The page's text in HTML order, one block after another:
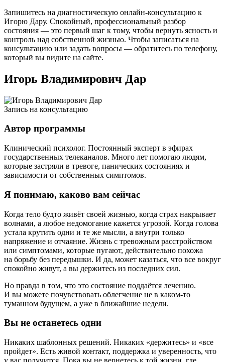
Запишитесь на диагностическую онлайн-консультацию к
Игорю Дару. Спокойный, профессиональный разбор
состояния — это первый шаг к тому, чтобы вернуть ясность и
контроль над собственной жизнью. Чтобы записаться на
консультацию или задать вопросы — обратитесь по телефону,
который вы видите на сайте.
Игорь Владимирович Дар
Запись на консультацию
Автор программы
Клинический психолог. Постоянный эксперт в эфирах
государственных телеканалов. Много лет помогаю людям,
которые застряли в тревоге, панических состояниях и
зависимости от собственных симптомов.
Я понимаю, каково вам сейчас
Когда тело будто живёт своей жизнью, когда страх накрывает
волнами, а любое недомогание кажется угрозой. Когда голова
устала крутить одни и те же мысли, а внутри только
напряжение и отчаяние. Жизнь с тревожным расстройством
или симптомами, которые пугают, действительно похожа
на борьбу без передышки. И да, может казаться, что все вокруг
спокойно живут, а вы держитесь из последних сил.
Но правда в том, что это состояние поддаётся лечению.
И вы можете почувствовать облегчение не в каком‑то
туманном будущем, а уже в ближайшие недели.
Вы не останетесь одни
Никаких шаблонных решений. Никаких «держитесь» и «все
пройдет». Есть живой контакт, поддержка и уверенность, что
у вас получится. Пока вы не вернетесь к той жизни, где